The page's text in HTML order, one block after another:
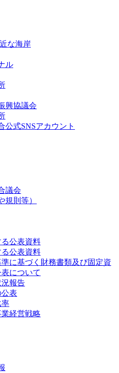
な海岸
ル
興協議会
公式SNSアカウント
議会
規則等）
公表資料
公表資料
に基づく財務書類及び固定資
について
報告
表
率
経営戦略